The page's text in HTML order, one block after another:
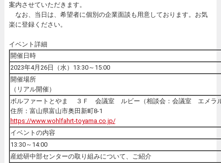
案内させていただきます。
なお、当日は、希望者に個別の企業面談も用意しております。お気
楽に登録ください。
イベント詳細
開催日時
2023年4月26日（水）13:30～15:00
開催場所
（リアル開催）
ボルファートとやま ３Ｆ 会議室 ルビー（相談会：会議室 エメラル
住所：富山県富山市奥田新町8-1
https://www.wohlfahrt-toyama.co.jp/
イベントの内容
13:30～14:00
産総研中部センターの取り組みについて、ご紹介